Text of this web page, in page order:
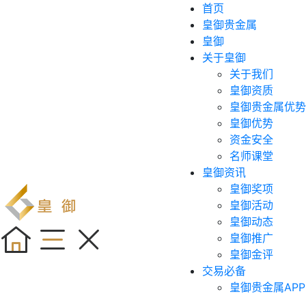
首页
皇御贵金属
皇御
关于皇御
关于我们
皇御资质
皇御贵金属优势
皇御优势
资金安全
名师课堂
皇御资讯
皇御奖项
皇御活动
皇御动态
皇御推广
皇御金评
交易必备
皇御贵金属APP